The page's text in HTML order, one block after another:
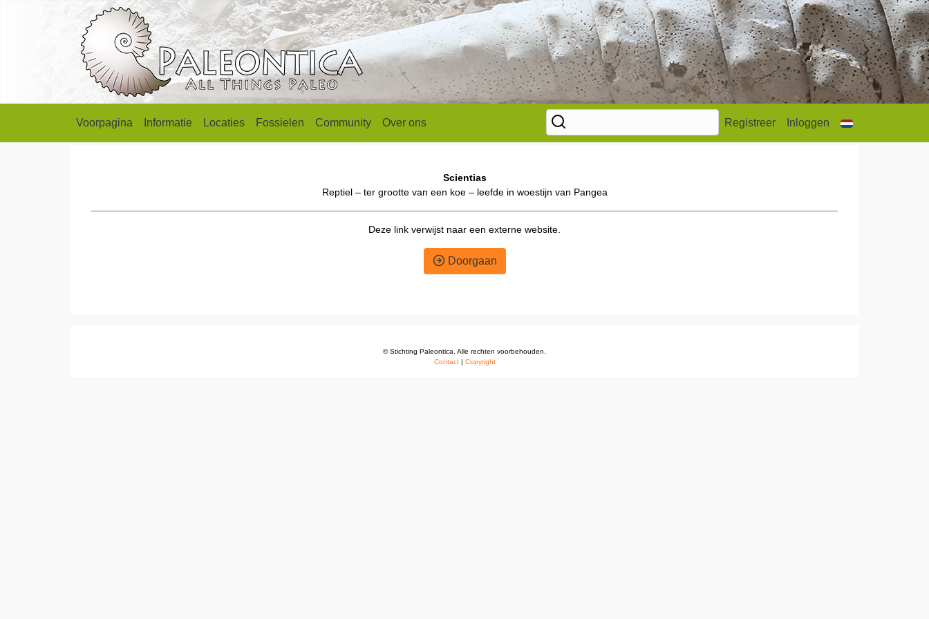
Voorpagina Informatie Locaties Fossielen Community Over ons Registreer Inloggen
Scientias
Reptiel – ter grootte van een koe – leefde in woestijn van Pangea
Deze link verwijst naar een externe website.
Doorgaan
© Stichting Paleontica. Alle rechten voorbehouden.
Contact| Copyright